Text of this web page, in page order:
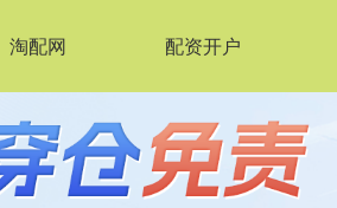
淘配网 配资开户